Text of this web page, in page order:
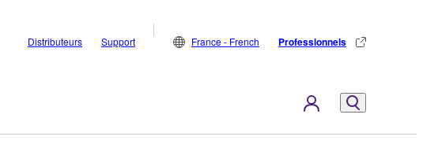
Distributeurs Support France - French Professionnels